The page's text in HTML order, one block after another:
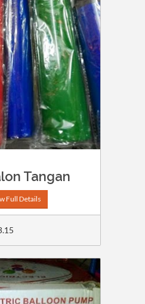
Tangan
Full Details